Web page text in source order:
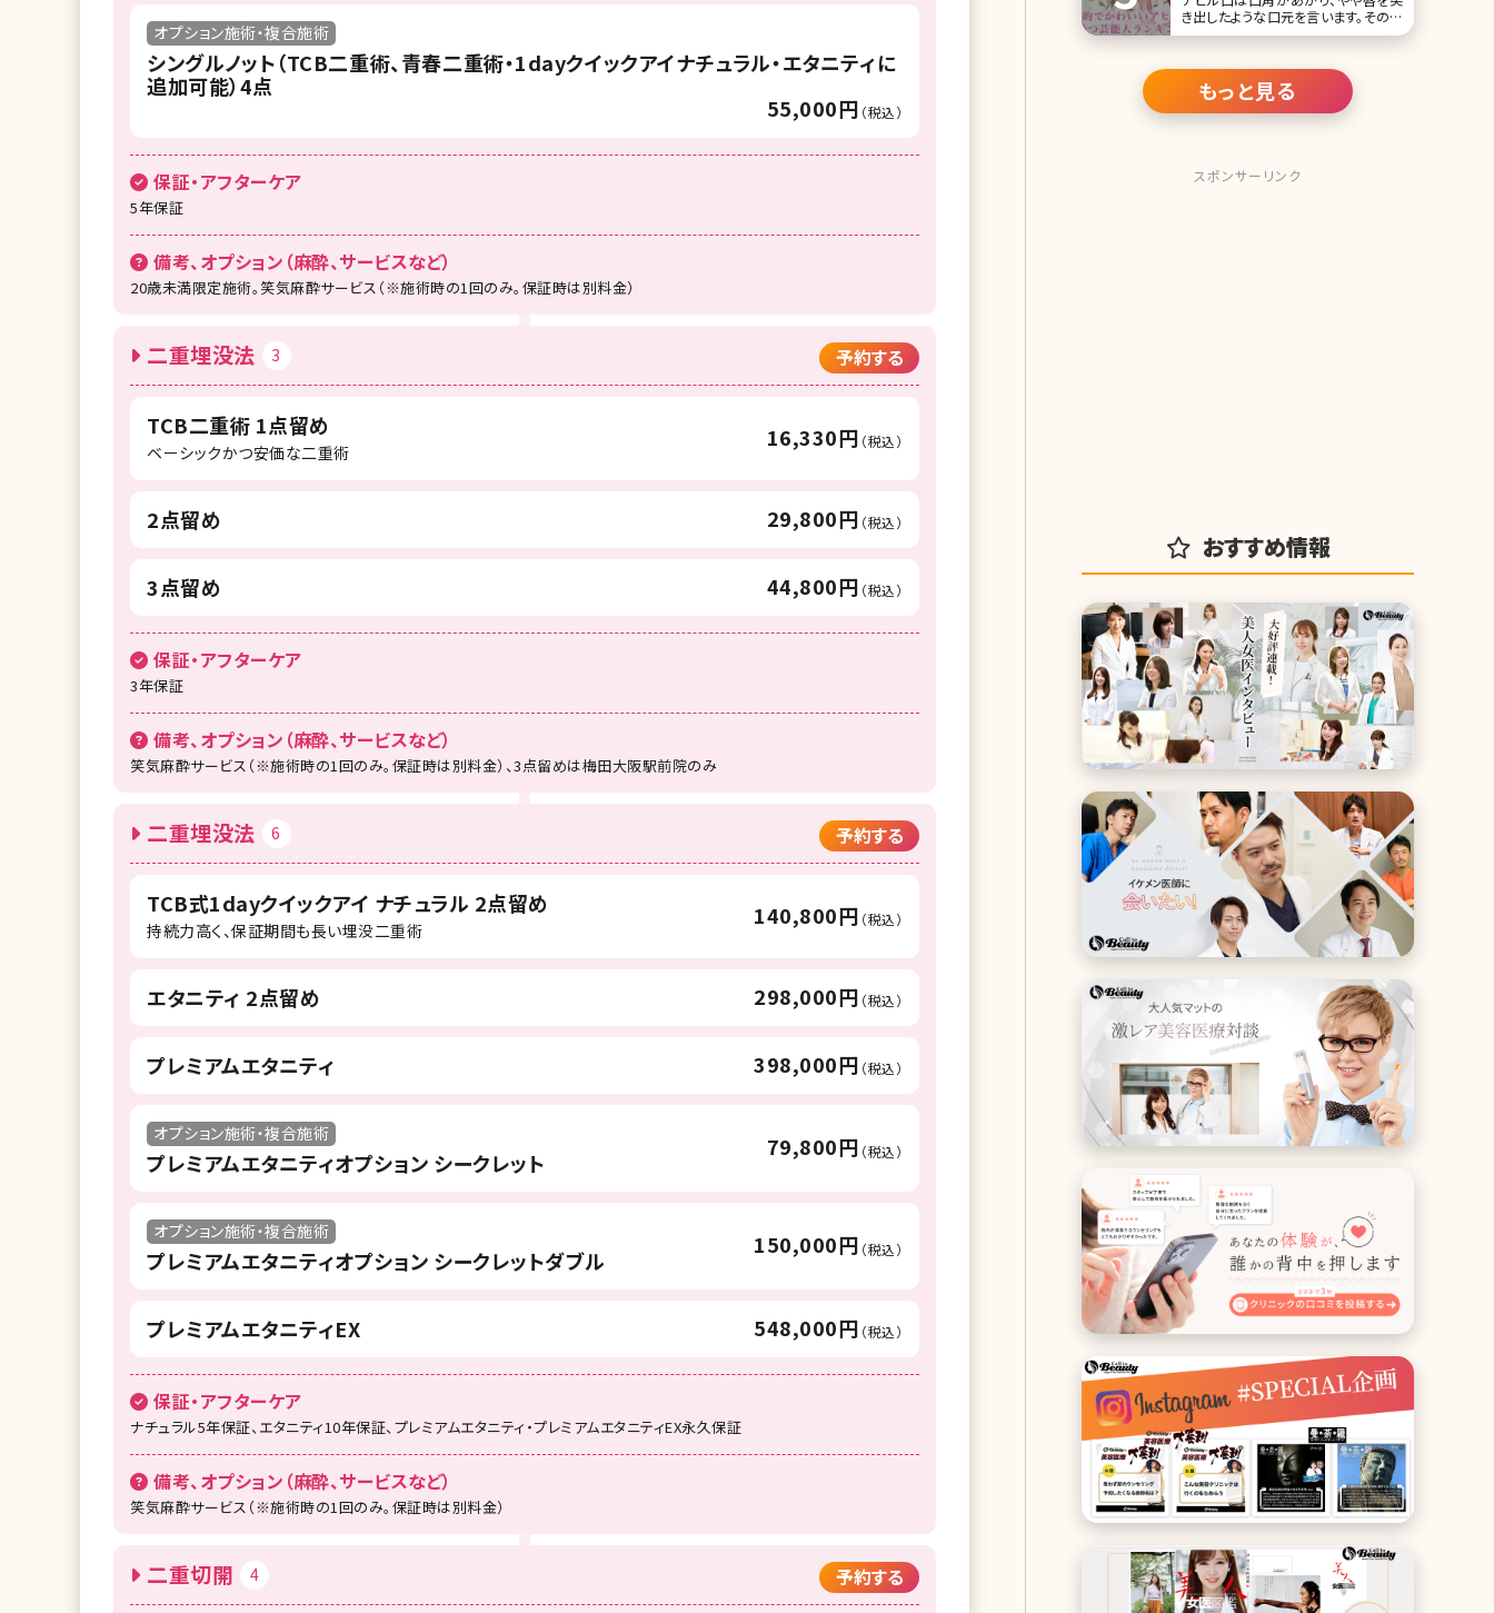
オプション施術・複合施術
シングルノット（TCB二重術、青春二重術・1dayクイックアイナチュラル・エタニティに
追加可能）4点
55,000円 （税込）
保証・アフターケア
5年保証
備考、オプション（麻酔、サービスなど）
20歳未満限定施術。笑気麻酔サービス（※施術時の1回のみ。保証時は別料金）
二重埋没法 3 予約する
TCB二重術 1点留め
ベーシックかつ安価な二重術
16,330円 （税込）
2点留め 29,800円 （税込）
3点留め 44,800円 （税込）
保証・アフターケア
3年保証
備考、オプション（麻酔、サービスなど）
笑気麻酔サービス（※施術時の1回のみ。保証時は別料金）、3点留めは梅田大阪駅前院のみ
二重埋没法 6 予約する
TCB式1dayクイックアイ ナチュラル 2点留め
持続力高く、保証期間も長い埋没二重術
140,800円 （税込）
エタニティ 2点留め 298,000円 （税込）
プレミアムエタニティ 398,000円 （税込）
オプション施術・複合施術
プレミアムエタニティオプション シークレット
79,800円 （税込）
オプション施術・複合施術
プレミアムエタニティオプション シークレットダブル
150,000円 （税込）
プレミアムエタニティEX 548,000円 （税込）
保証・アフターケア
ナチュラル5年保証、エタニティ10年保証、プレミアムエタニティ・プレミアムエタニティEX永久保証
備考、オプション（麻酔、サービスなど）
笑気麻酔サービス（※施術時の1回のみ。保証時は別料金）
二重切開 4 予約する
き出したような口元を言います。その際
に口の隙間が「W」のように見えたるの
アヒル口は女性の間で流行っていまし
たので、真似したことがある人も多いの
ではないでしょうか。そして意外とうまく
できずに撃沈したことも……。 本来の
もっと見る
スポンサーリンク
おすすめ情報